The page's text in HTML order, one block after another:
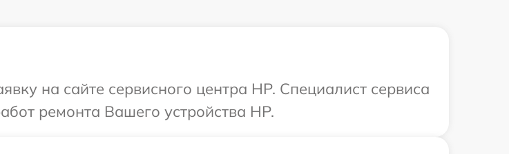
на сайте сервисного центра HP. Специалист сервиса
ремонта Вашего устройства HP.